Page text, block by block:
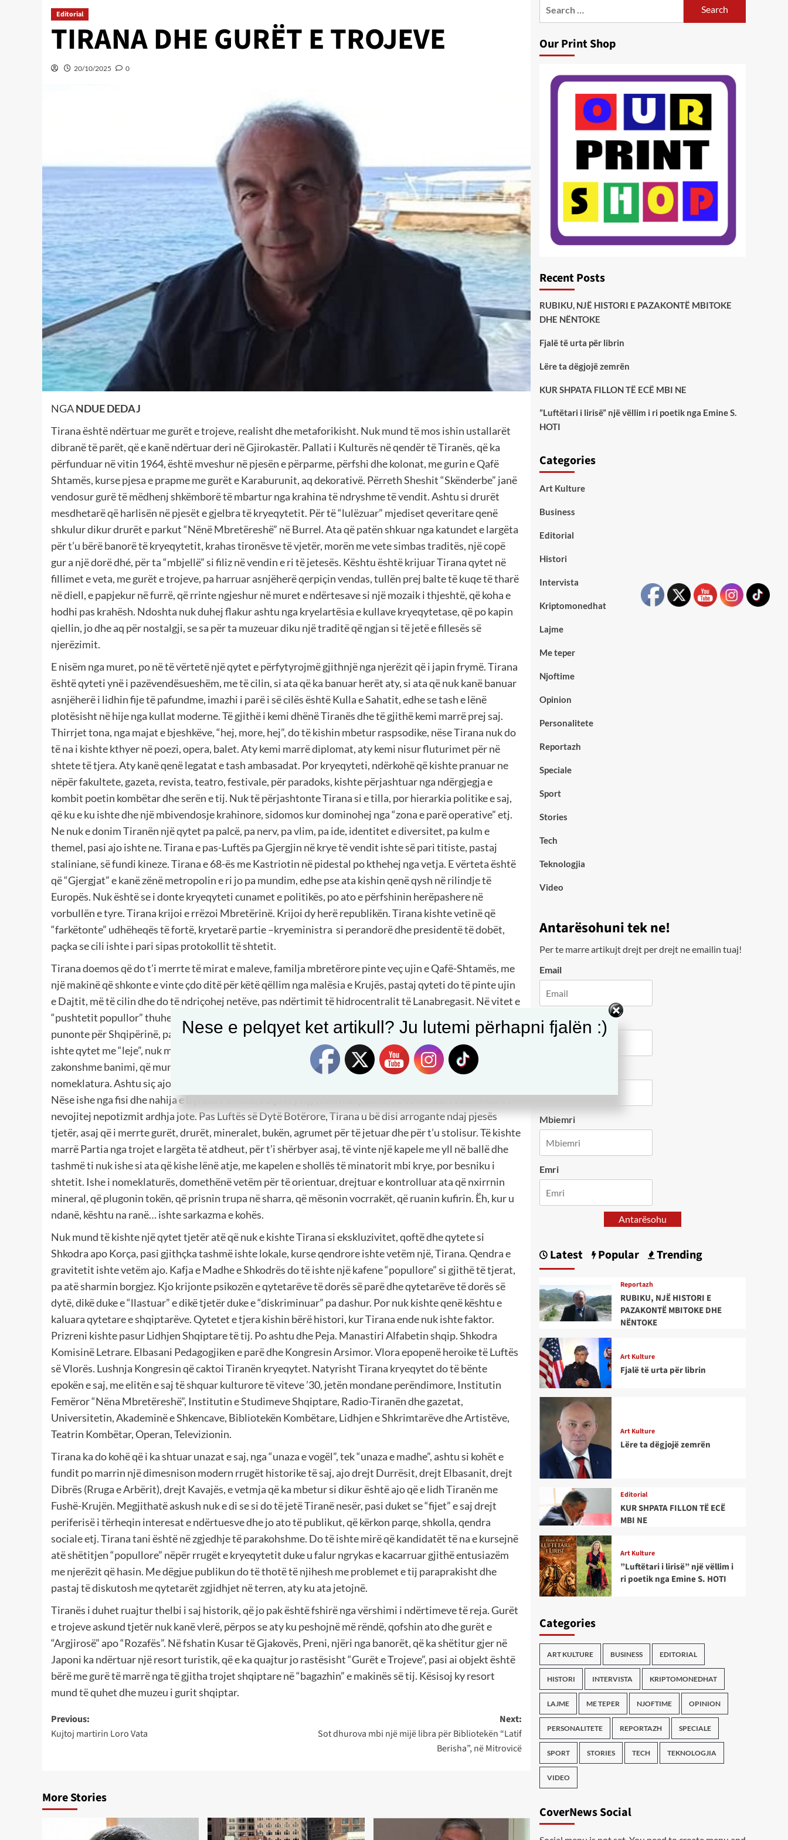
Editorial
TIRANA DHE GURËT E TROJEVE
20/10/2025 0
NGANDUE DEDAJ
Tirana është ndërtuar me gurët e trojeve, realisht dhe metaforikisht. Nuk mund të mos ishin ustallarët
dibranë të parët, që e kanë ndërtuar deri në Gjirokastër. Pallati i Kulturës në qendër të Tiranës, që ka
përfunduar në vitin 1964, është mveshur në pjesën e përparme, përfshi dhe kolonat, me gurin e Qafë
Shtamës, kurse pjesa e prapme me gurët e Karaburunit, aq dekorativë. Përreth Sheshit “Skënderbe” janë
vendosur gurë të mëdhenj shkëmborë të mbartur nga krahina të ndryshme të vendit. Ashtu si drurët
mesdhetarë që harlisën në pjesët e gjelbra të kryeqytetit. Për të “lulëzuar” mjediset qeveritare qenë
shkulur dikur drurët e parkut “Nënë Mbretëreshë” në Burrel. Ata që patën shkuar nga katundet e largëta
për t’u bërë banorë të kryeqytetit, krahas tironësve të vjetër, morën me vete simbas traditës, një copë
gur a një dorë dhé, për ta “mbjellë” si filiz në vendin e ri të jetesës. Kështu është krijuar Tirana qytet në
fillimet e veta, me gurët e trojeve, pa harruar asnjëherë qerpiçin vendas, tullën prej balte të kuqe të tharë
në diell, e papjekur në furrë, që rrinte ngjeshur në muret e ndërtesave si një mozaik i thjeshtë, që koha e
hodhi pas krahësh. Ndoshta nuk duhej flakur ashtu nga kryelartësia e kullave kryeqytetase, që po kapin
qiellin, jo dhe aq për nostalgji, se sa për ta muzeuar diku një traditë që ngjan si të jetë e fillesës së
njerëzimit.
E nisëm nga muret, po në të vërtetë një qytet e përfytyrojmë gjithnjë nga njerëzit që i japin frymë. Tirana
është qyteti ynë i pazëvendësueshëm, me të cilin, si ata që ka banuar herët aty, si ata që nuk kanë banuar
asnjëherë i lidhin fije të pafundme, imazhi i parë i së cilës është Kulla e Sahatit, edhe se tash e lënë
plotësisht në hije nga kullat moderne. Të gjithë i kemi dhënë Tiranës dhe të gjithë kemi marrë prej saj.
Thirrjet tona, nga majat e bjeshkëve, “hej, more, hej”, do të kishin mbetur raspsodike, nëse Tirana nuk do
të na i kishte kthyer në poezi, opera, balet. Aty kemi marrë diplomat, aty kemi nisur fluturimet për në
shtete të tjera. Aty kanë qenë legatat e tash ambasadat. Por kryeqyteti, ndërkohë që kishte pranuar ne
nëpër fakultete, gazeta, revista, teatro, festivale, për paradoks, kishte përjashtuar nga ndërgjegja e
kombit poetin kombëtar dhe serën e tij. Nuk të përjashtonte Tirana si e tilla, por hierarkia politike e saj,
që ku e ku ishte dhe një mbivendosje krahinore, sidomos kur dominohej nga “zona e parë operative” etj.
Ne nuk e donim Tiranën një qytet pa palcë, pa nerv, pa vlim, pa ide, identitet e diversitet, pa kulm e
themel, pasi ajo ishte ne. Tirana e pas-Luftës pa Gjergjin në krye të vendit ishte së pari titiste, pastaj
staliniane, së fundi kineze. Tirana e 68-ës me Kastriotin në pidestal po kthehej nga vetja. E vërteta është
që “Gjergjat” e kanë zënë metropolin e ri jo pa mundim, edhe pse ata kishin qenë qysh në rilindje të
Europës. Nuk është se i donte kryeqyteti cunamet e politikës, po ato e përfshinin herëpashere në
vorbullën e tyre. Tirana krijoi e rrëzoi Mbretërinë. Krijoi dy herë republikën. Tirana kishte vetinë që
“farkëtonte” udhëheqës të fortë, kryetarë partie –kryeministra si perandorë dhe presidentë të dobët,
paçka se cili ishte i pari sipas protokollit të shtetit.
Tirana doemos që do t’i merrte të mirat e maleve, familja mbretërore pinte veç ujin e Qafë-Shtamës, me
një makinë që shkonte e vinte çdo ditë për këtë qëllim nga malësia e Krujës, pastaj qyteti do të pinte ujin
e Dajtit, më të cilin dhe do të ndriçohej netëve, pas ndërtimit të hidrocentralit të Lanabregasit. Në vitet e
“pushtetit popullor” thuhej e gjithë Shqipëria punon për Tiranën, çka ishte e vërtetë, por dhe Tirana
punonte për Shqipërinë, pasi aty ishte selia e shtetit, shkollat e larta, spitalet qendrore etj. Ama Tirana
ishte qytet me “leje”, nuk mund të bëheshe banor i saj pa vizën e qeverisë. Dhe nuk ishte një leje e
zakonshme banimi, që mund ta lëshonte këshilli i lagjes. Për të ardhur në Tiranë merrte vendim
nomeklatura. Ashtu siç ajo kishte fuqinë dhe të të nxirrte nga Tirana përkohësisht apo përgjithmonë.
Nëse ishe nga fisi dhe nahija e Byrosë Politike, e zije kryeqytetin menjëherë, në të kundërt vetëm kur t’i
nevojitej nepotizmit ardhja jote. Pas Luftës së Dytë Botërore, Tirana u bë disi arrogante ndaj pjesës
tjetër, asaj që i merrte gurët, drurët, mineralet, bukën, agrumet për të jetuar dhe për t’u stolisur. Të kishte
marrë Partia nga trojet e largëta të atdheut, për t’i shërbyer asaj, të vinte një kapele me yll në ballë dhe
tashmë ti nuk ishe si ata që kishe lënë atje, me kapelen e shollës të minatorit mbi krye, por besniku i
shtetit. Ishe i nomeklaturës, domethënë vetëm për të orientuar, drejtuar e kontrolluar ata që nxirrnin
mineral, që plugonin tokën, që prisnin trupa në sharra, që mësonin vocrrakët, që ruanin kufirin. Ëh, kur u
ndanë, kështu na ranë… ishte sarkazma e kohës.
Nuk mund të kishte një qytet tjetër atë që nuk e kishte Tirana si ekskluzivitet, qoftë dhe qytete si
Shkodra apo Korça, pasi gjithçka tashmë ishte lokale, kurse qendrore ishte vetëm një, Tirana. Qendra e
gravitetit ishte vetëm ajo. Kafja e Madhe e Shkodrës do të ishte një kafene “popullore” si gjithë të tjerat,
pa atë sharmin borgjez. Kjo krijonte psikozën e qytetarëve të dorës së parë dhe qytetarëve të dorës së
dytë, dikë duke e “llastuar” e dikë tjetër duke e “diskriminuar” pa dashur. Por nuk kishte qenë kështu e
kaluara qytetare e shqiptarëve. Qytetet e tjera kishin bërë histori, kur Tirana ende nuk ishte faktor.
Prizreni kishte pasur Lidhjen Shqiptare të tij. Po ashtu dhe Peja. Manastiri Alfabetin shqip. Shkodra
Komisinë Letrare. Elbasani Pedagogjiken e parë dhe Kongresin Arsimor. Vlora epopenë heroike të Luftës
së Vlorës. Lushnja Kongresin që caktoi Tiranën kryeqytet. Natyrisht Tirana kryeqytet do të bënte
epokën e saj, me elitën e saj të shquar kulturore të viteve ’30, jetën mondane perëndimore, Institutin
Femëror “Nëna Mbretëreshë”, Institutin e Studimeve Shqiptare, Radio-Tiranën dhe gazetat,
Universitetin, Akademinë e Shkencave, Bibliotekën Kombëtare, Lidhjen e Shkrimtarëve dhe Artistëve,
Teatrin Kombëtar, Operan, Televizionin.
Tirana ka do kohë që i ka shtuar unazat e saj, nga “unaza e vogël”, tek “unaza e madhe”, ashtu si kohët e
fundit po marrin një dimesnison modern rrugët historike të saj, ajo drejt Durrësit, drejt Elbasanit, drejt
Dibrës (Rruga e Arbërit), drejt Kavajës, e vetmja që ka mbetur si dikur është ajo që e lidh Tiranën me
Fushë-Krujën. Megjithatë askush nuk e di se si do të jetë Tiranë nesër, pasi duket se “fijet” e saj drejt
periferisë i tërheqin interesat e ndërtuesve dhe jo ato të publikut, që kërkon parqe, shkolla, qendra
sociale etj. Tirana tani është në zgjedhje të parakohshme. Do të ishte mirë që kandidatët të na e kursejnë
atë shëtitjen “popullore” nëpër rrugët e kryeqytetit duke u falur ngrykas e kacarruar gjithë entusiazëm
me njerëzit që hasin. Me dëgjue publikun do të thotë të njihesh me problemet e tij paraprakisht dhe
pastaj të diskutosh me qytetarët zgjidhjet në terren, aty ku ata jetojnë.
Tiranës i duhet ruajtur thelbi i saj historik, që jo pak është fshirë nga vërshimi i ndërtimeve të reja. Gurët
e trojeve askund tjetër nuk kanë vlerë, përpos se aty ku peshojnë më rëndë, qofshin ato dhe gurët e
“Argjirosë” apo “Rozafës”. Në fshatin Kusar të Gjakovës, Preni, njëri nga banorët, që ka shëtitur gjer në
Japoni ka ndërtuar një resort turistik, që e ka quajtur jo rastësisht “Gurët e Trojeve”, pasi ai objekt është
bërë me gurë të marrë nga të gjitha trojet shqiptare në “bagazhin” e makinës së tij. Kësisoj ky resort
mund të quhet dhe muzeu i gurit shqiptar.
Post
navigation
Previous:
Kujtoj martirin Loro Vata
Next:
Sot dhurova mbi një mijë libra për Bibliotekën “Latif
Berisha”, në Mitrovicë
More Stories
Our Print Shop
Recent Posts
RUBIKU, NJË HISTORI E PAZAKONTË MBITOKE
DHE NËNTOKE
Fjalë të urta për librin
Lëre ta dëgjojë zemrën
KUR SHPATA FILLON TË ECË MBI NE
”Luftëtari i lirisë” një vëllim i ri poetik nga Emine S.
HOTI
Categories
Art Kulture
Business
Editorial
Histori
Intervista
Kriptomonedhat
Lajme
Me teper
Njoftime
Opinion
Personalitete
Reportazh
Speciale
Sport
Stories
Tech
Teknologjia
Video
Antarësohuni tek ne!
Per te marre artikujt drejt per drejt ne emailin tuaj!
Email
City
Mbiemri
Emri
Antarësohu
Latest Popular Trending
Reportazh
RUBIKU, NJË HISTORI E
PAZAKONTË MBITOKE DHE
NËNTOKE
Art Kulture
Fjalë të urta për librin
Art Kulture
Lëre ta dëgjojë zemrën
Editorial
KUR SHPATA FILLON TË ECË
MBI NE
Art Kulture
”Luftëtari i lirisë” një vëllim i
ri poetik nga Emine S. HOTI
Categories
ART KULTURE BUSINESS EDITORIAL
HISTORI INTERVISTA KRIPTOMONEDHAT
LAJME ME TEPER NJOFTIME OPINION
PERSONALITETE REPORTAZH SPECIALE
SPORT STORIES TECH TEKNOLOGJIA
VIDEO
CoverNews Social
Nese e pelqyet ket artikull? Ju lutemi përhapni fjalën :)